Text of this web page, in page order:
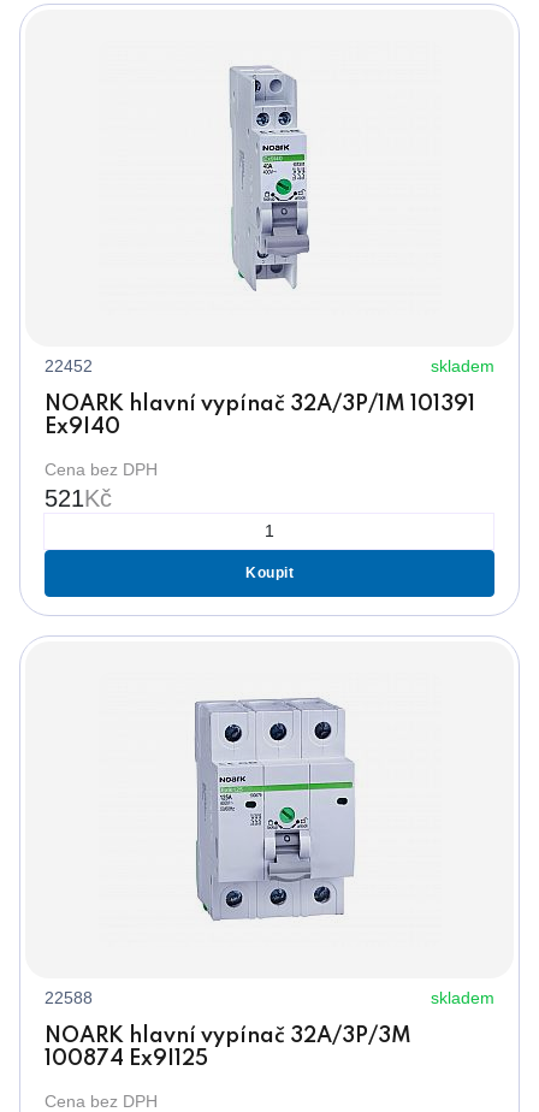
22452 skladem
NOARK hlavní vypínač 32A/3P/1M 101391
Ex9I40
Cena bez DPH
521Kč
Koupit
22588 skladem
NOARK hlavní vypínač 32A/3P/3M
100874 Ex9I125
Cena bez DPH